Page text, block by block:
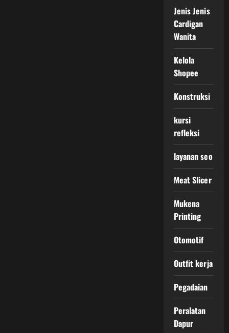
Jenis Jenis
Cardigan
Wanita
Kelola
Shopee
Konstruksi
kursi
refleksi
layanan seo
Meat Slicer
Mukena
Printing
Otomotif
Outfit kerja
Pegadaian
Peralatan
Dapur